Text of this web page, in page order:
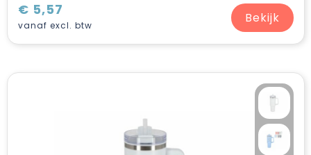
€ 5,57
vanaf excl. btw Bekijk